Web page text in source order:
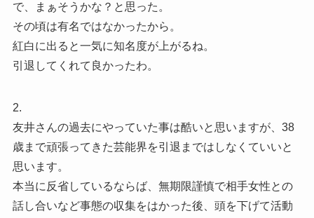
で、まぁそうかな？と思った。
その頃は有名ではなかったから。
紅白に出ると一気に知名度が上がるね。
引退してくれて良かったわ。
2.
友井さんの過去にやっていた事は酷いと思いますが、38
歳まで頑張ってきた芸能界を引退まではしなくていいと
思います。
本当に反省しているならば、無期限謹慎で相手女性との
話し合いなど事態の収集をはかった後、頭を下げて活動